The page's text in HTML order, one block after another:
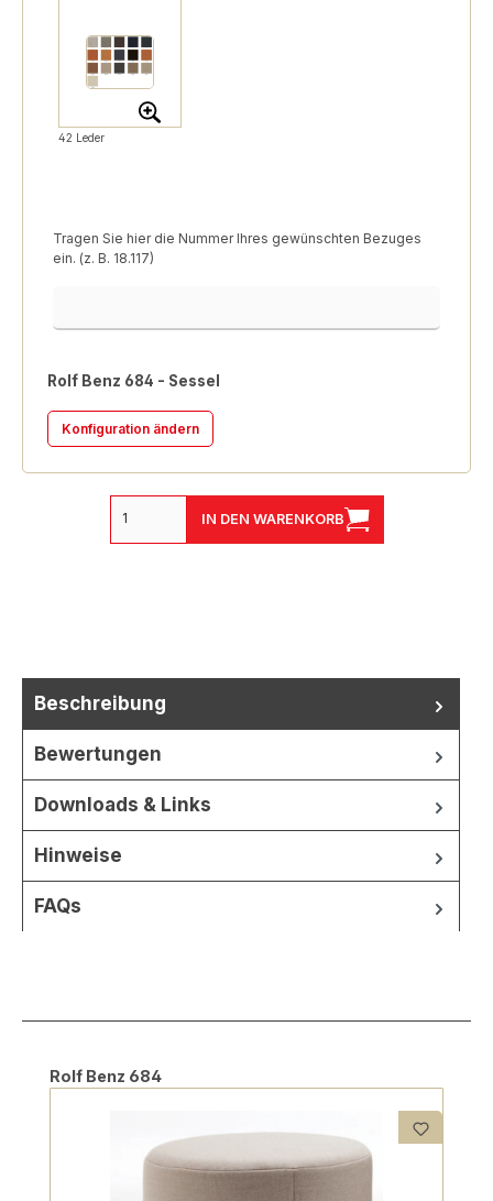
42 Leder
Tragen Sie hier die Nummer Ihres gewünschten Bezuges
ein. (z. B. 18.117)
Rolf Benz 684 - Sessel
Konfiguration ändern
IN DEN WARENKORB
Beschreibung
Bewertungen
Downloads & Links
Hinweise
FAQs
Produktgalerie überspringen
Rolf Benz 684